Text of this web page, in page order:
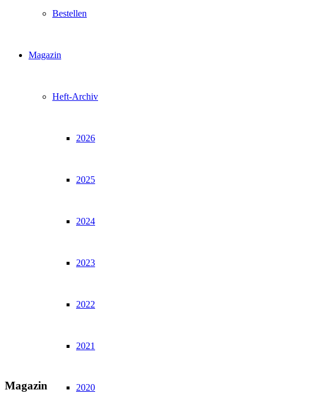
Bestellen
Magazin
Heft-Archiv
2026
2025
2024
2023
2022
2021
2020
Magazin